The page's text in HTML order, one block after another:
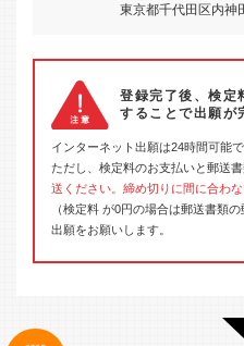
東京都千代田区内
登録完了後、検定
することで出願が
インターネット出願は24時間可能で
ただし、検定料のお支払いと郵送書
送ください。締め切りに間に合わ
（検定料 が0円の場合は郵送書類
出願をお願いします。